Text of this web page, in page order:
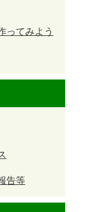
ってみよう
告等